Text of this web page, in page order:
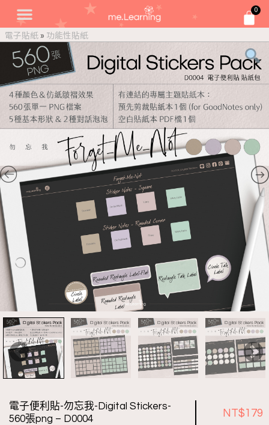
0
電子貼紙 » 功能性貼紙
電子便利貼-勿忘我-Digital Stickers-
560張png – D0004
NT$179